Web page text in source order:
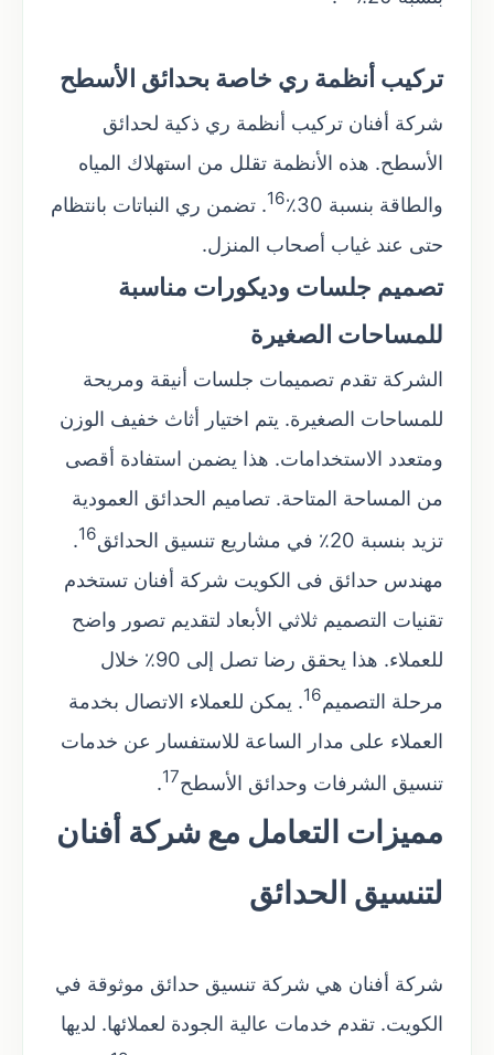
تركيب أنظمة ري خاصة بحدائق الأسطح
شركة أفنان تركيب أنظمة ري ذكية لحدائق
الأسطح. هذه الأنظمة تقلل من استهلاك المياه
والطاقة بنسبة 30٪
16. تضمن ري النباتات بانتظام
حتى عند غياب أصحاب المنزل.
تصميم جلسات وديكورات مناسبة
للمساحات الصغيرة
الشركة تقدم تصميمات جلسات أنيقة ومريحة
للمساحات الصغيرة. يتم اختيار أثاث خفيف الوزن
ومتعدد الاستخدامات. هذا يضمن استفادة أقصى
من المساحة المتاحة. تصاميم الحدائق العمودية
تزيد بنسبة 20٪ في مشاريع تنسيق الحدائق
16
.
مهندس حدائق فى الكويت شركة أفنان تستخدم
تقنيات التصميم ثلاثي الأبعاد لتقديم تصور واضح
للعملاء. هذا يحقق رضا تصل إلى 90٪ خلال
مرحلة التصميم16. يمكن للعملاء الاتصال بخدمة
العملاء على مدار الساعة للاستفسار عن خدمات
تنسيق الشرفات وحدائق الأسطح17
.
مميزات التعامل مع شركة أفنان
لتنسيق الحدائق
شركة أفنان هي شركة تنسيق حدائق موثوقة في
الكويت. تقدم خدمات عالية الجودة لعملائها. لديها